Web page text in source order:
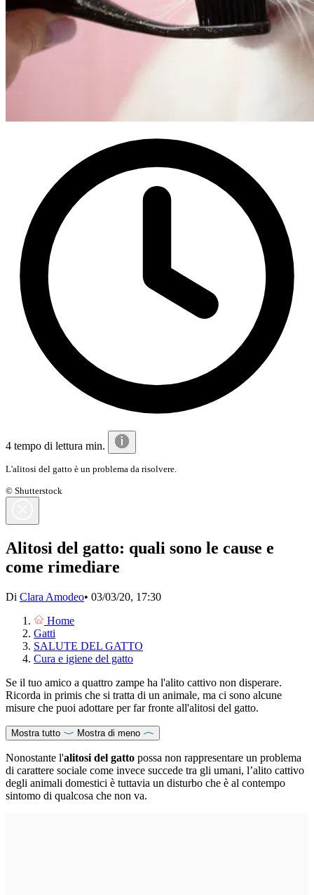
4 tempo di lettura min.
L'alitosi del gatto è un problema da risolvere.
© Shutterstock
Alitosi del gatto: quali sono le cause e
come rimediare
Di Clara Amodeo• 03/03/20, 17:30
Home
Gatti
SALUTE DEL GATTO
Cura e igiene del gatto
Se il tuo amico a quattro zampe ha l'alito cattivo non disperare.
Ricorda in primis che si tratta di un animale, ma ci sono alcune
misure che puoi adottare per far fronte all'alitosi del gatto.
Mostra tutto Mostra di meno
Nonostante l'alitosi del gatto possa non rappresentare un problema
di carattere sociale come invece succede tra gli umani, l’alito cattivo
degli animali domestici è tuttavia un disturbo che è al contempo
sintomo di qualcosa che non va.